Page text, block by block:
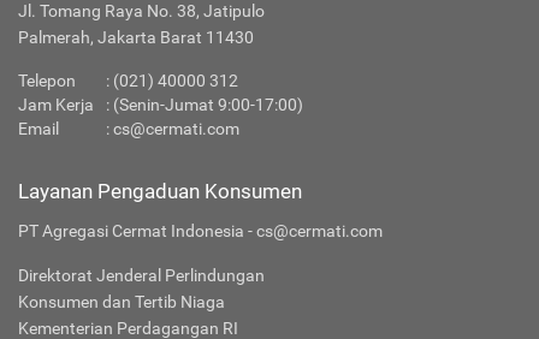
Jl. Tomang Raya No. 38, Jatipulo
Palmerah, Jakarta Barat 11430
Telepon : (021) 40000 312
Jam Kerja
: (Senin-Jumat 9:00-17:00)
Email
:cs@cermati.com
Layanan Pengaduan Konsumen
PT Agregasi Cermat Indonesia - cs@cermati.com
Direktorat Jenderal Perlindungan
Konsumen dan Tertib Niaga
Kementerian Perdagangan RI